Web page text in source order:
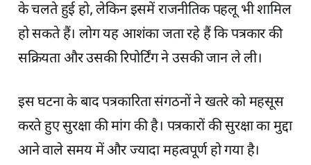
के चलते हुई हो, लेकिन इसमें राजनीतिक पहलू भी शामिल
हो सकते हैं। लोग यह आशंका जता रहे हैं कि पत्रकार की
सक्रियता और उसकी रिपोर्टिंग ने उसकी जान ले ली।
इस घटना के बाद पत्रकारिता संगठनों ने खतरे को महसूस
करते हुए सुरक्षा की मांग की है। पत्रकारों की सुरक्षा का मुद्दा
आने वाले समय में और ज्यादा महत्वपूर्ण हो गया है।